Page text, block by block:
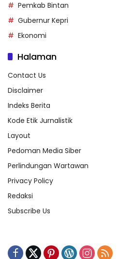
Pemkab Bintan
Gubernur Kepri
Ekonomi
Halaman
Contact Us
Disclaimer
Indeks Berita
Kode Etik Jurnalistik
Layout
Pedoman Media Siber
Perlindungan Wartawan
Privacy Policy
Redaksi
Subscribe Us